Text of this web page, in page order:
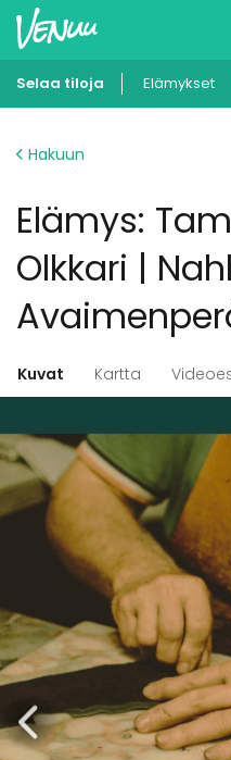
Selaa tiloja Elämykset
Hakuun
Elämys:
Olkkari |
Kuvat Kartta